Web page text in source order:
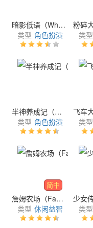
暗影低语（Whisper of Shadow）
类型 角色扮演
类型
半神养成记（Demigod Idle）
类型 角色扮演
类型
简中
詹姆农场（Farm Jam）
类型 休闲益智
类型